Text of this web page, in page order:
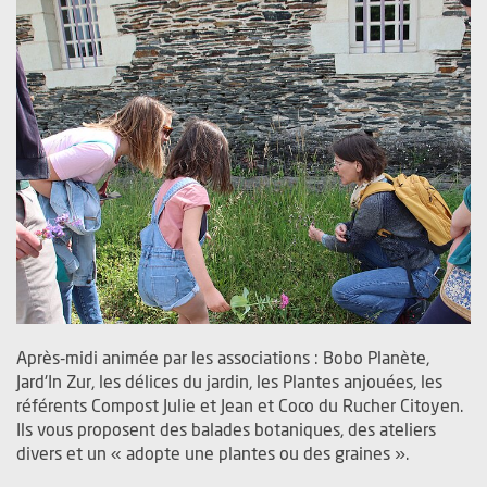
Après-midi animée par les associations : Bobo Planète,
Jard'In Zur, les délices du jardin, les Plantes anjouées, les
référents Compost Julie et Jean et Coco du Rucher Citoyen.
Ils vous proposent des balades botaniques, des ateliers
divers et un « adopte une plantes ou des graines ».